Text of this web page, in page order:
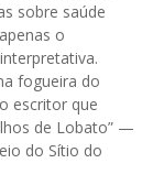
sobre saúde
o
fogueira do
escritor que
de Lobato” —
do Sítio do